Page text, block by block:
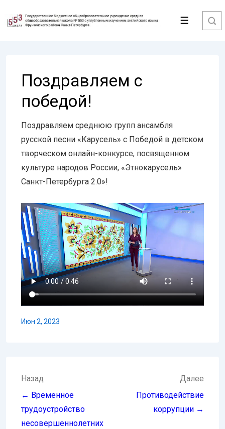
Перейти
Меню
Поздравляем с
победой!
Поздравляем среднюю групп ансамбля
русской песни «Карусель» с Победой в детском
творческом онлайн-конкурсе, посвященном
культуре народов России, «Этнокарусель»
Санкт-Петербурга 2.0»!
Июн 2, 2023
Навигация
по
записям
Назад
← Временное
трудоустройство
несовершеннолетних
Далее
Противодействие
коррупции →